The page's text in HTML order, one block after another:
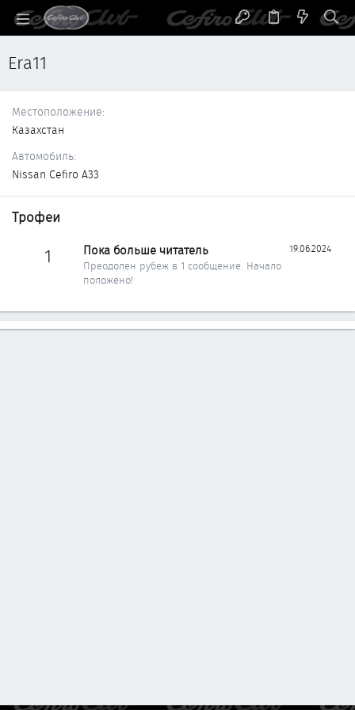
Era11
Местоположение
Казахстан
Автомобиль
Nissan Cefiro A33
Трофеи
1 19.06.2024
Пока больше читатель
Преодолен рубеж в 1 сообщение. Начало
положено!